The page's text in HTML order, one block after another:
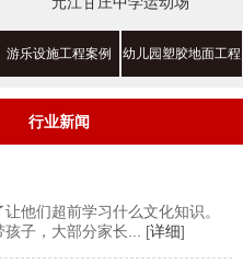
游乐设施工程案例 幼儿园塑胶地面工程
案例
行业新闻
他们超前学习什么文化知识。
子，大部分家长... [详细]